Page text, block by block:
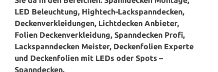
LED Beleuchtung, Hightech-Lackspanndecken,
Deckenverkleidungen, Lichtdecken Anbieter,
Folien Deckenverkleidung, Spanndecken Profi,
Lackspanndecken Meister, Deckenfolien Experte
und Deckenfolien mit LEDs oder Spots –
Spanndecken.